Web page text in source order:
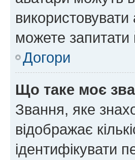
використовувати
можете запитати
Догори
Що таке моє
Звання, яке
відображає
ідентифікувати